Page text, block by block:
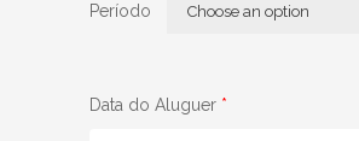
Período
Data do Aluguer *